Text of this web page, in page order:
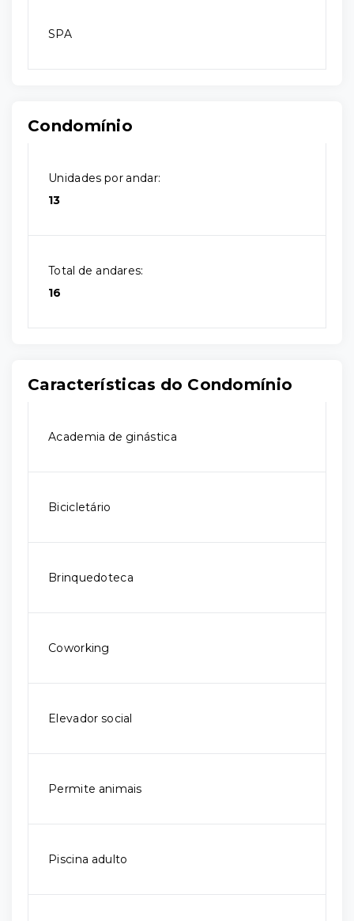
SPA
Condomínio
Unidades por andar:
13
Total de andares:
16
Características do Condomínio
Academia de ginástica
Bicicletário
Brinquedoteca
Coworking
Elevador social
Permite animais
Piscina adulto